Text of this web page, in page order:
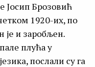
Јосип Брозовић
1920-их, по
је и заробљен.
плућа у
послали су га